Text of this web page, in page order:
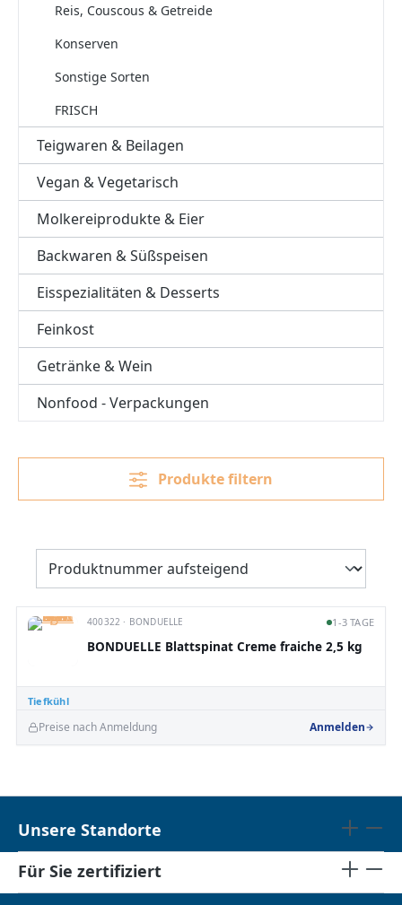
Reis, Couscous & Getreide
Konserven
Sonstige Sorten
FRISCH
Teigwaren & Beilagen
Vegan & Vegetarisch
Molkereiprodukte & Eier
Backwaren & Süßspeisen
Eisspezialitäten & Desserts
Feinkost
Getränke & Wein
Nonfood - Verpackungen
Produkte filtern
Tiefkühl
400322 · BONDUELLE 1-3 TAGE
BONDUELLE Blattspinat Creme fraiche 2,5 kg
Preise nach Anmeldung Anmelden
Unsere Standorte
Für Sie zertifiziert